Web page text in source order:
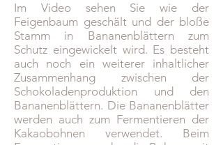
Im Video sehen Sie wie der
Feigenbaum geschält und der bloße
Stamm in Bananenblättern zum
Schutz eingewickelt wird. Es besteht
auch noch ein weiterer inhaltlicher
Zusammenhang zwischen der
Schokoladenproduktion und den
Bananenblättern. Die Bananenblätter
werden auch zum Fermentieren der
Kakaobohnen verwendet. Beim